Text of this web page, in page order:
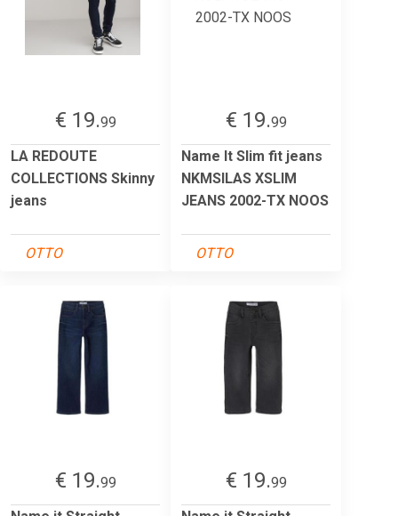
€ 19.99
LA REDOUTE
COLLECTIONS Skinny
jeans
OTTO
€ 19.99
Name It Slim fit jeans
NKMSILAS XSLIM
JEANS 2002-TX NOOS
OTTO
€ 19.99
€ 19.99